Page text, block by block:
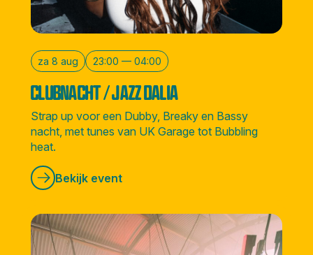
za 8 aug 23:00 — 04:00
CLUBNACHT / JAZZ DALIA
Strap up voor een Dubby, Breaky en Bassy
nacht, met tunes van UK Garage tot Bubbling
heat.
Bekijk event